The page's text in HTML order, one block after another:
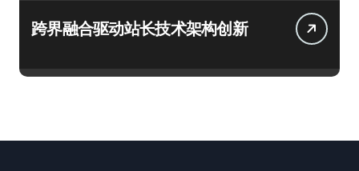
跨界融合驱动站长技术架构创新